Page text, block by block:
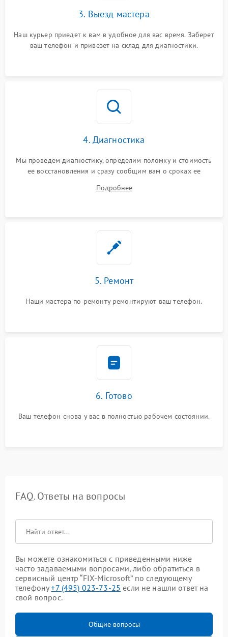
3. Выезд мастера
Наш курьер приедет к вам в удобное для вас время. Заберет
ваш телефон и привезет на склад для диагностики.
4. Диагностика
Мы проведем диагностику, определим поломку и стоимость
ее восстановления и сразу сообщим вам о сроках ее
Подробнее
5. Ремонт
Наши мастера по ремонту ремонтируют ваш телефон.
6. Готово
Ваш телефон снова у вас в полностью рабочем состоянии.
FAQ. Ответы на вопросы
Вы можете ознакомиться с приведенными ниже
часто задаваемыми вопросами, либо обратиться в
сервисный центр “FIX-Microsoft” по следующему
телефону+7 (495) 023-73-25 если не нашли ответ на
свой вопрос.
Общие вопросы